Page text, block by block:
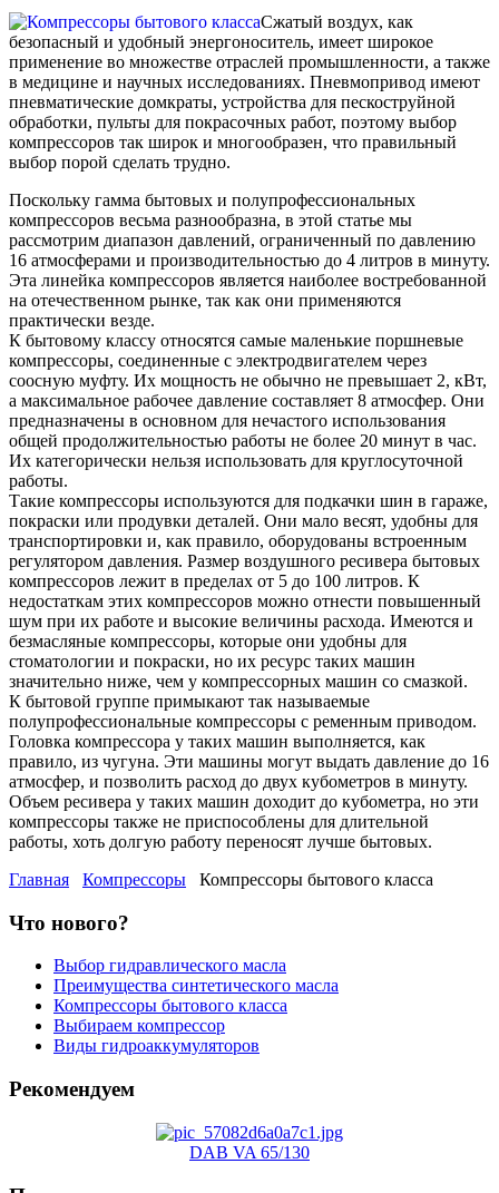
Сжатый воздух, как
безопасный и удобный энергоноситель, имеет широкое
применение во множестве отраслей промышленности, а также
в медицине и научных исследованиях. Пневмопривод имеют
пневматические домкраты, устройства для пескоструйной
обработки, пульты для покрасочных работ, поэтому выбор
компрессоров так широк и многообразен, что правильный
выбор порой сделать трудно.
Поскольку гамма бытовых и полупрофессиональных
компрессоров весьма разнообразна, в этой статье мы
рассмотрим диапазон давлений, ограниченный по давлению
16 атмосферами и производительностью до 4 литров в минуту.
Эта линейка компрессоров является наиболее востребованной
на отечественном рынке, так как они применяются
практически везде.
К бытовому классу относятся самые маленькие поршневые
компрессоры, соединенные с электродвигателем через
соосную муфту. Их мощность не обычно не превышает 2, кВт,
а максимальное рабочее давление составляет 8 атмосфер. Они
предназначены в основном для нечастого использования
общей продолжительностью работы не более 20 минут в час.
Их категорически нельзя использовать для круглосуточной
работы.
Такие компрессоры используются для подкачки шин в гараже,
покраски или продувки деталей. Они мало весят, удобны для
транспортировки и, как правило, оборудованы встроенным
регулятором давления. Размер воздушного ресивера бытовых
компрессоров лежит в пределах от 5 до 100 литров. К
недостаткам этих компрессоров можно отнести повышенный
шум при их работе и высокие величины расхода. Имеются и
безмасляные компрессоры, которые они удобны для
стоматологии и покраски, но их ресурс таких машин
значительно ниже, чем у компрессорных машин со смазкой.
К бытовой группе примыкают так называемые
полупрофессиональные компрессоры c ременным приводом.
Головка компрессора у таких машин выполняется, как
правило, из чугуна. Эти машины могут выдать давление до 16
атмосфер, и позволить расход до двух кубометров в минуту.
Объем ресивера у таких машин доходит до кубометра, но эти
компрессоры также не приспособлены для длительной
работы, хоть долгую работу переносят лучше бытовых.
Главная
Компрессоры Компрессоры бытового класса
Что нового?
Выбор гидравлического масла
Преимущества синтетического масла
Компрессоры бытового класса
Выбираем компрессор
Виды гидроаккумуляторов
Рекомендуем
DAB VA 65/130